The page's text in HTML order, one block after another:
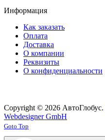
Информация
Как заказать
Оплата
Доставка
О компании
Реквизиты
О конфиденциальности
Copyright © 2026 АвтоГлобус.
Webdesigner GmbH
Joomla! 3 Templates
Goto Top